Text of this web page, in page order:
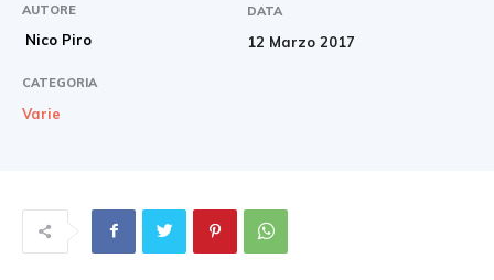
AUTORE
Nico Piro
DATA
12 Marzo 2017
CATEGORIA
Varie